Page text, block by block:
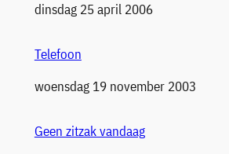
Datum
dinsdag 25 april 2006
Telefoon
Datum
woensdag 19 november 2003
Geen zitzak vandaag